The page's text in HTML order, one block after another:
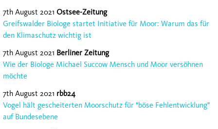
7th August 2021 Ostsee-Zeitung
Greifswalder Biologe startet Initiative für Moor: Warum das für
den Klimaschutz wichtig ist
7th August 2021 Berliner Zeitung
Wie der Biologe Michael Succow Mensch und Moor versöhnen
möchte
7th August 2021 rbb24
Vogel hält gescheiterten Moorschutz für "böse Fehlentwicklung"
auf Bundesebene